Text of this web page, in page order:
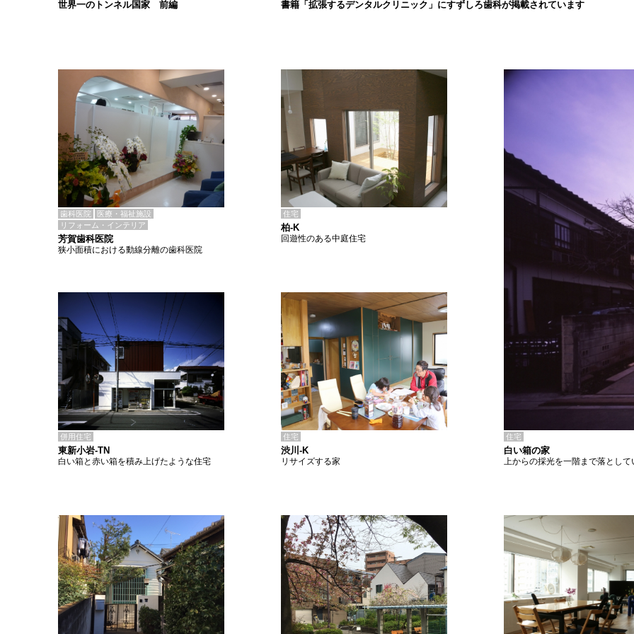
書籍「拡張するデンタルクリニック」にすずしろ歯科が掲載されています
世界一のトンネル国家 前編
歯科医院
医療・福祉施設
リフォーム・インテリア
芳賀歯科医院
狭小面積における動線分離の歯科医院
住宅
柏-K
回遊性のある中庭住宅
併用住宅
東新小岩-TN
白い箱と赤い箱を積み上げたような住宅
住宅
渋川-K
リサイズする家
住宅
白い箱の家
上からの採光を一階まで落として